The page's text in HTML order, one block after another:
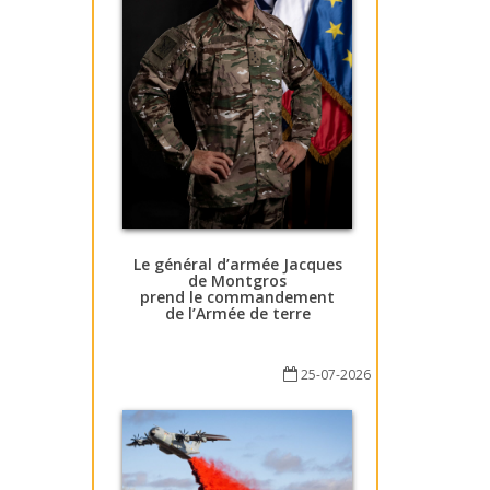
Le général d’armée Jacques
de Montgros
prend le commandement
de l’Armée de terre
25-07-2026